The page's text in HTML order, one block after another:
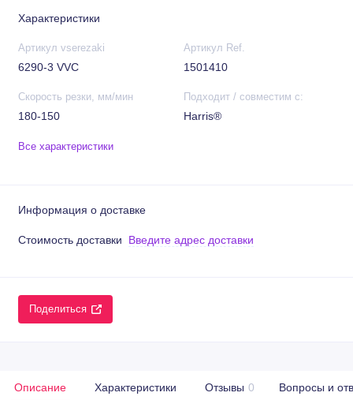
Характеристики
Артикул vserezaki
6290-3 VVC
Артикул Ref.
1501410
Скорость резки, мм/мин
180-150
Подходит / совместим с:
Harris®
Все характеристики
Информация о доставке
Стоимость доставки Введите адрес доставки
Поделиться
Описание Характеристики Отзывы 0 Вопросы и